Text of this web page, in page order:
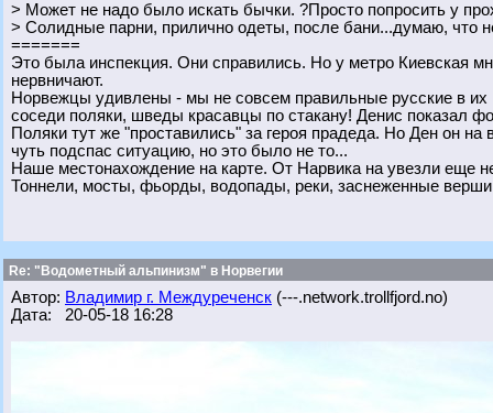
> Может не надо было искать бычки. ?Просто попросить у
> Солидные парни, прилично одеты, после бани...думаю, что
=======
Это была инспекция. Они справились. Но у метро Киевская
нервничают.
Норвежцы удивлены - мы не совсем правильные русские в
соседи поляки, шведы красавцы по стакану! Денис показал
Поляки тут же "проставились" за героя прадеда. Но Ден он
чуть подспас ситуацию, но это было не то...
Наше местонахождение на карте. От Нарвика на увезли еще
Тоннели, мосты, фьорды, водопады, реки, заснеженные
Re: "Водометный альпинизм" в Норвегии
Автор: Владимир г. Междуреченск (---.network.trollfjord.no)
Дата: 20-05-18 16:28